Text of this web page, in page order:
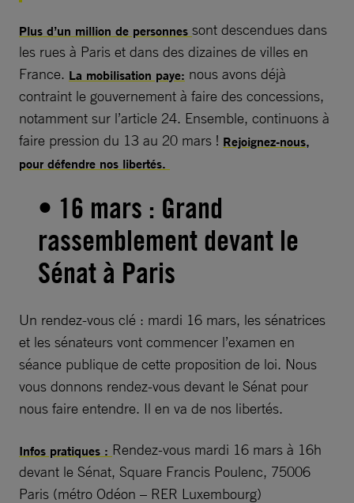
Plus d’un million de personnes sont descendues dans
les rues à Paris et dans des dizaines de villes en
France. La mobilisation paye: nous avons déjà
contraint le gouvernement à faire des concessions,
notamment sur l’article 24. Ensemble, continuons à
faire pression du 13 au 20 mars ! Rejoignez-nous,
pour défendre nos libertés.
• 16 mars : Grand
rassemblement devant le
Sénat à Paris
Un rendez-vous clé : mardi 16 mars, les sénatrices
et les sénateurs vont commencer l’examen en
séance publique de cette proposition de loi. Nous
vous donnons rendez-vous devant le Sénat pour
nous faire entendre. Il en va de nos libertés.
Infos pratiques : Rendez-vous mardi 16 mars à 16h
devant le Sénat, Square Francis Poulenc, 75006
Paris (métro Odéon – RER Luxembourg)